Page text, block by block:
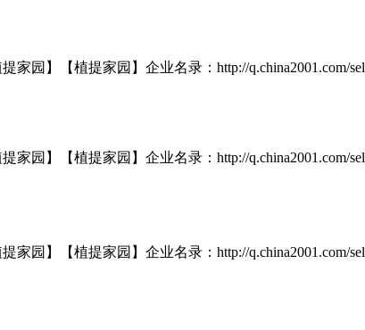
园】【植提家园】企业名录：http://q.china2001.com/sel
园】【植提家园】企业名录：http://q.china2001.com/sel
园】【植提家园】企业名录：http://q.china2001.com/sel